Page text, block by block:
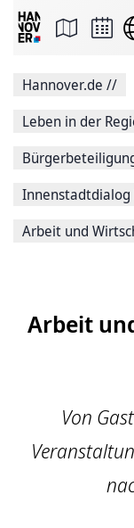
Seite
Facebook
teilen
Seitenlink
Seite
Hannover.de //
Leben in der
Innenstadtdialog
Arbeit und
Arbeit
Von